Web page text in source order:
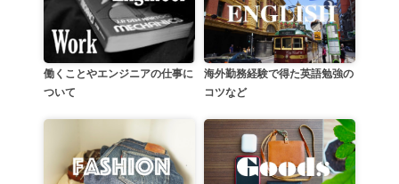
働くことやエンジニアの仕事に
ついて
海外勤務経験で得た英語勉強の
コツなど